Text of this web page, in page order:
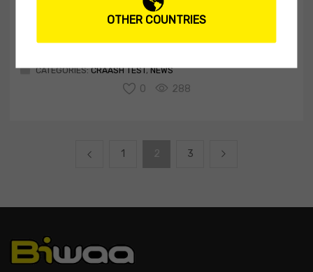
CATEGORIES:CRAASH TEST,NEWS
0 288
1 2 3
OTHER COUNTRIES